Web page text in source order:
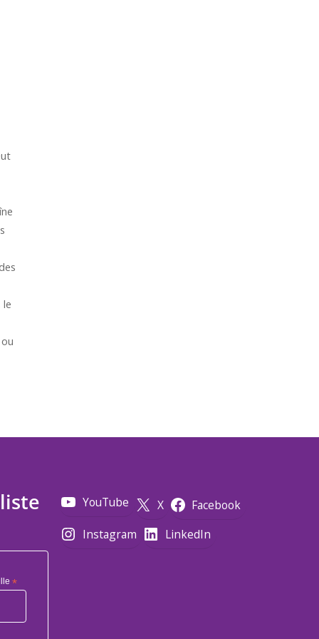
le
*
YouTube X
Facebook
Instagram
LinkedIn